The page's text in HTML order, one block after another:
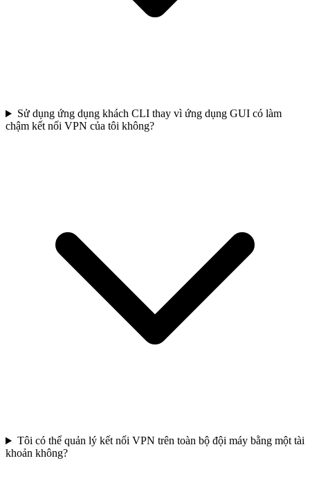
Sử dụng ứng dụng khách CLI thay vì ứng dụng GUI có làm
chậm kết nối VPN của tôi không?
Tôi có thể quản lý kết nối VPN trên toàn bộ đội máy bằng một tài
khoản không?